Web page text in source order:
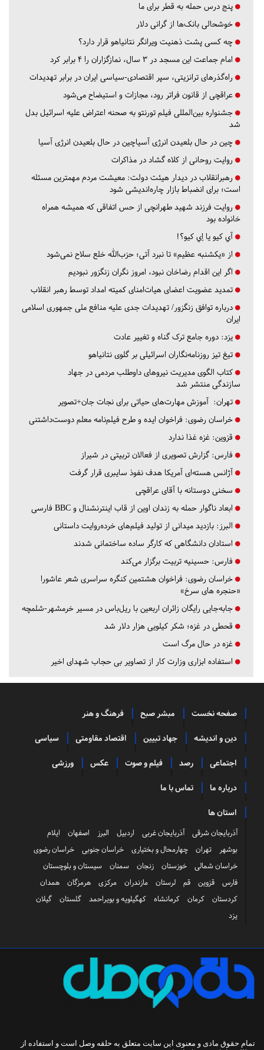
پنج درس‌ حمله به قطر برای ما
خوشحالی بانک‌ها از گرانی دلار
چه کسی پشت ذهنیت ویرانگر نتانیاهو قرار دارد؟
امام جماعت این مسجد در ۳ سال، نمازگزاران را ۴ برابر کرد
راه‌گذرهای ترانزیتی، سپر اقتصادی-سیاسی ایران در برابر تهدیدات
عراقچی از قانون فراتر رود، مجازات و استیضاح می‌شود
جشنواره بین‌المللی فیلم تورنتو به صحنه اعتراض علیه اسرائیل بدل
شد
چین در حال بلعیدن انرژی آسیاچین در حال بلعیدن انرژی آسیا
روایت روحانی از کلاه گشاد در مذاکرات
رهبرانقلاب در دیدار هیئت دولت: معیشت مردم مهمترین مسئله
است؛ برای انضباط بازار چاره‌اندیشی شود
روایت فرزند شهید طهرانچی از حس اتفاقی که همیشه همراه
خانواده بود
آي كيو يا اِي كيو؟!
از «یکشنبه عظیم» تا نبرد آتی؛ حزب‌الله خلع سلاح نمی‌شود
اگر این اقدام رضاخان نبود، امروز نگران زنگزور نبودیم
تمدید عضویت اعضای هیات‌امنای کمیته امداد توسط رهبر انقلاب
درباره توافق زنگزور/ تهدیدات جدی علیه منافع ملی جمهوری اسلامی
ایران
یزد: دوره جامع ترک گناه و تغییر عادت
تیغ تیز روزنامه‌نگاران اسرائیلی بر گلوی نتانیاهو
کتاب الگوی مدیریت نیروهای داوطلب مردمی در جهاد
سازندگی منتشر شد
تهران: آموزش مهارت‌های حیاتی برای نجات جان+تصویر
خراسان رضوی: فراخوان ایده و طرح فیلم‌نامه معلم دوست‌داشتنی
قزوین: غزه غذا ندارد
فارس: گزارش تصویری از فعالان تربیتی در شیراز
آژانس هسته‌ای آمریکا هدف نفوذ سایبری قرار گرفت
سخنی دوستانه با آقای عراقچی
ابعاد ناگوار حمله به زندان اوین از قاب اینترنشنال و BBC فارسی
البرز: بازدید میدانی از تولید فیلم‌های خرده‌روایت داستانی
استادان دانشگاهی که کارگر ساده ساختمانی شدند
فارس: حسینیه تربیت برگزار می‌کند
خراسان رضوی: فراخوان هشتمین کنگره سراسری شعر عاشورا
«حنجره های سرخ»
جابه‌جایی رایگان زائران اربعین با ریل‌باس در مسیر خرمشهر-شلمچه
قحطی در غزه؛ شکر کیلویی هزار دلار شد
غزه در حال مرگ است
استفاده ابزاری وزارت کار از تصاویر بی حجاب شهدای اخیر
صفحه نخست مبشر صبح فرهنگ و هنر
دین و اندیشه جهاد تبیین اقتصاد مقاومتی سیاسی
اجتماعی رصد فیلم و صوت عکس ورزشی
درباره ما تماس با ما
استان ها
آذربایجان شرقی آذربایجان غربی اردبیل البرز اصفهان
ایلام
بوشهر
تهران چهارمحال و بختیاری خراسان جنوبی
خراسان رضوی
خراسان شمالی
خوزستان زنجان سمنان
سیستان و بلوچستان
فارس
قزوین قم لرستان مازندران مرکزی هرمزگان
همدان
کردستان
کرمان کرمانشاه کهگیلویه و بویراحمد گلستان
گیلان
یزد
تمام حقوق مادی و معنوی این سایت متعلق به حلقه وصل است و استفاده از